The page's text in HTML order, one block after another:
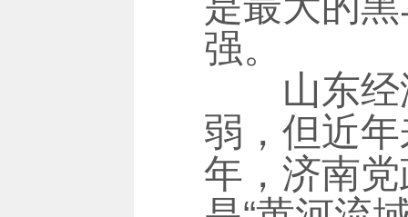
强。
山东经济
弱，但近
年，济南